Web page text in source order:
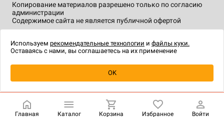
Уведомить о наличии
Копирование материалов разрешено только по согласию
администрации
Содержимое сайта не является публичной офертой
технологии.
Главная Каталог Корзина Избранное Войти
Используем рекомендательные технологии и файлы куки.
Оставаясь с нами, вы соглашаетесь на их применение
OK